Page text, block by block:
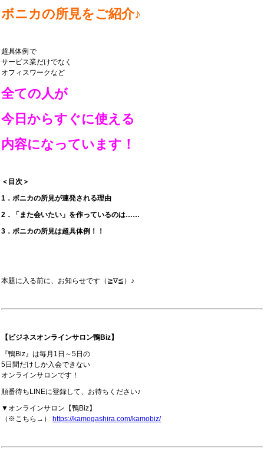
ボニカの所見をご紹介♪
超具体例で
サービス業だけでなく
オフィスワークなど
全ての人が
今日からすぐに使える
内容になっています！
＜目次＞
1．ボニカの所見が連発される理由
2．「また会いたい」を作っているのは……
3．ボニカの所見は超具体例！！
本題に入る前に、お知らせです（≧∇≦）♪
【ビジネスオンラインサロン鴨Biz】
『鴨Biz』は毎月1日～5日の
5日間だけしか入会できない
オンラインサロンです！
順番待ちLINEに登録して、お待ちください♪
▼オンラインサロン【鴨Biz】
（※こちら→） https://kamogashira.com/kamobiz/